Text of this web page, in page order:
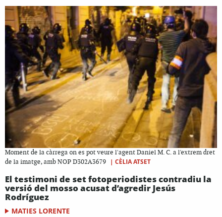
Moment de la càrrega on es pot veure l'agent Daniel M. C. a l'extrem dret
de la imatge, amb NOP D302A3679
| CÈLIA ATSET
El testimoni de set fotoperiodistes contradiu la
versió del mosso acusat d’agredir Jesús
Rodríguez
MATIES LORENTE